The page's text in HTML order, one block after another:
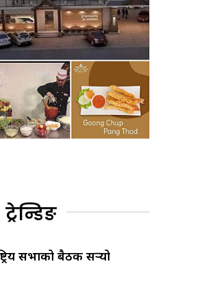
ट्रेन्डिङ
सभाको बैठक सर्‍यो